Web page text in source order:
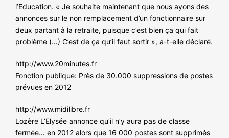
l’Education. « Je souhaite maintenant que nous ayons des
annonces sur le non remplacement d’un fonctionnaire sur
deux partant à la retraite, puisque c’est bien ça qui fait
problème (…) C’est de ça qu’il faut sortir », a-t-elle déclaré.
http://www.20minutes.fr
Fonction publique: Près de 30.000 suppressions de postes
prévues en 2012
http://www.midilibre.fr
Lozère L’Elysée annonce qu’il n’y aura pas de classe
fermée… en 2012 alors que 16 000 postes sont supprimés